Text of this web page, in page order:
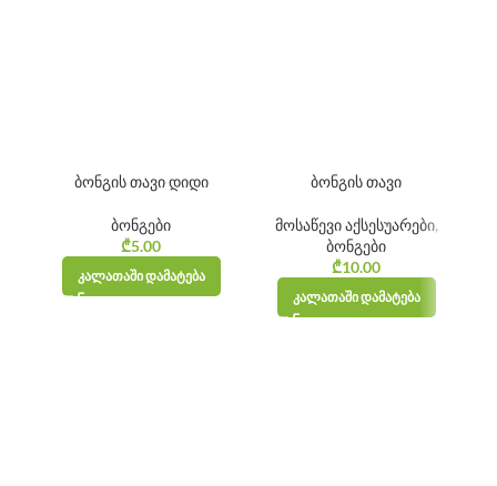
ბონგის თავი დიდი
ბონგები
₾5.00
ᲙᲐᲚᲐᲗᲐᲨᲘ ᲓᲐᲛᲐᲢᲔᲑᲐ
ბონგის თავი
მოსაწევი აქსესუარები,
ბონგები
₾10.00
ᲙᲐᲚᲐᲗᲐᲨᲘ ᲓᲐᲛᲐᲢᲔᲑᲐ